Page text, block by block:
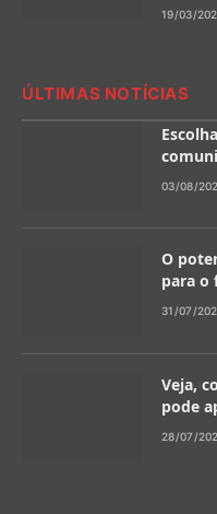
19/03/
ÚLTIMAS NOTÍCIAS
03/08/
O
para o
31/07/
Veja,
pode
na
28/07/